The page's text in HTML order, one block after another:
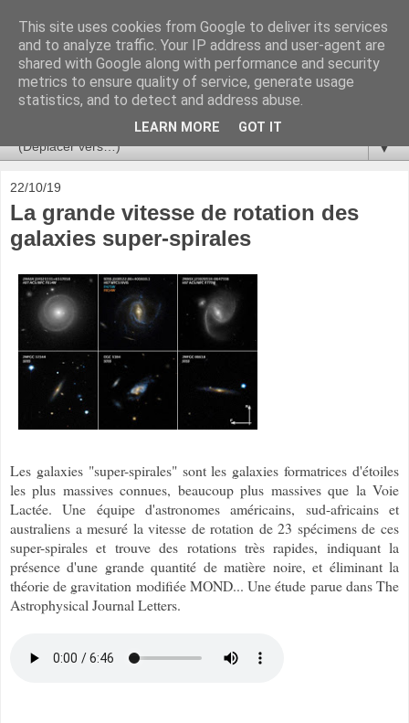
Ça se passe là haut
Astronomie, Astrophysique, Astroparticules, Cosmologie.
L'infini se contemple, indéfiniment. ISSN 2272-5768
▼
22/10/19
La grande vitesse de rotation des
galaxies super-spirales
Les galaxies "super-spirales" sont les galaxies formatrices d'étoiles
les plus massives connues, beaucoup plus massives que la Voie
Lactée. Une équipe d'astronomes américains, sud-africains et
australiens a mesuré la vitesse de rotation de 23 spécimens de ces
super-spirales et trouve des rotations très rapides, indiquant la
présence d'une grande quantité de matière noire, et éliminant la
théorie de gravitation modifiée MOND... Une étude parue dans The
Astrophysical Journal Letters.
This site uses cookies from Google to deliver its services
and to analyze traffic. Your IP address and user-agent are
shared with Google along with performance and security
metrics to ensure quality of service, generate usage
statistics, and to detect and address abuse.
LEARN MORE GOT IT